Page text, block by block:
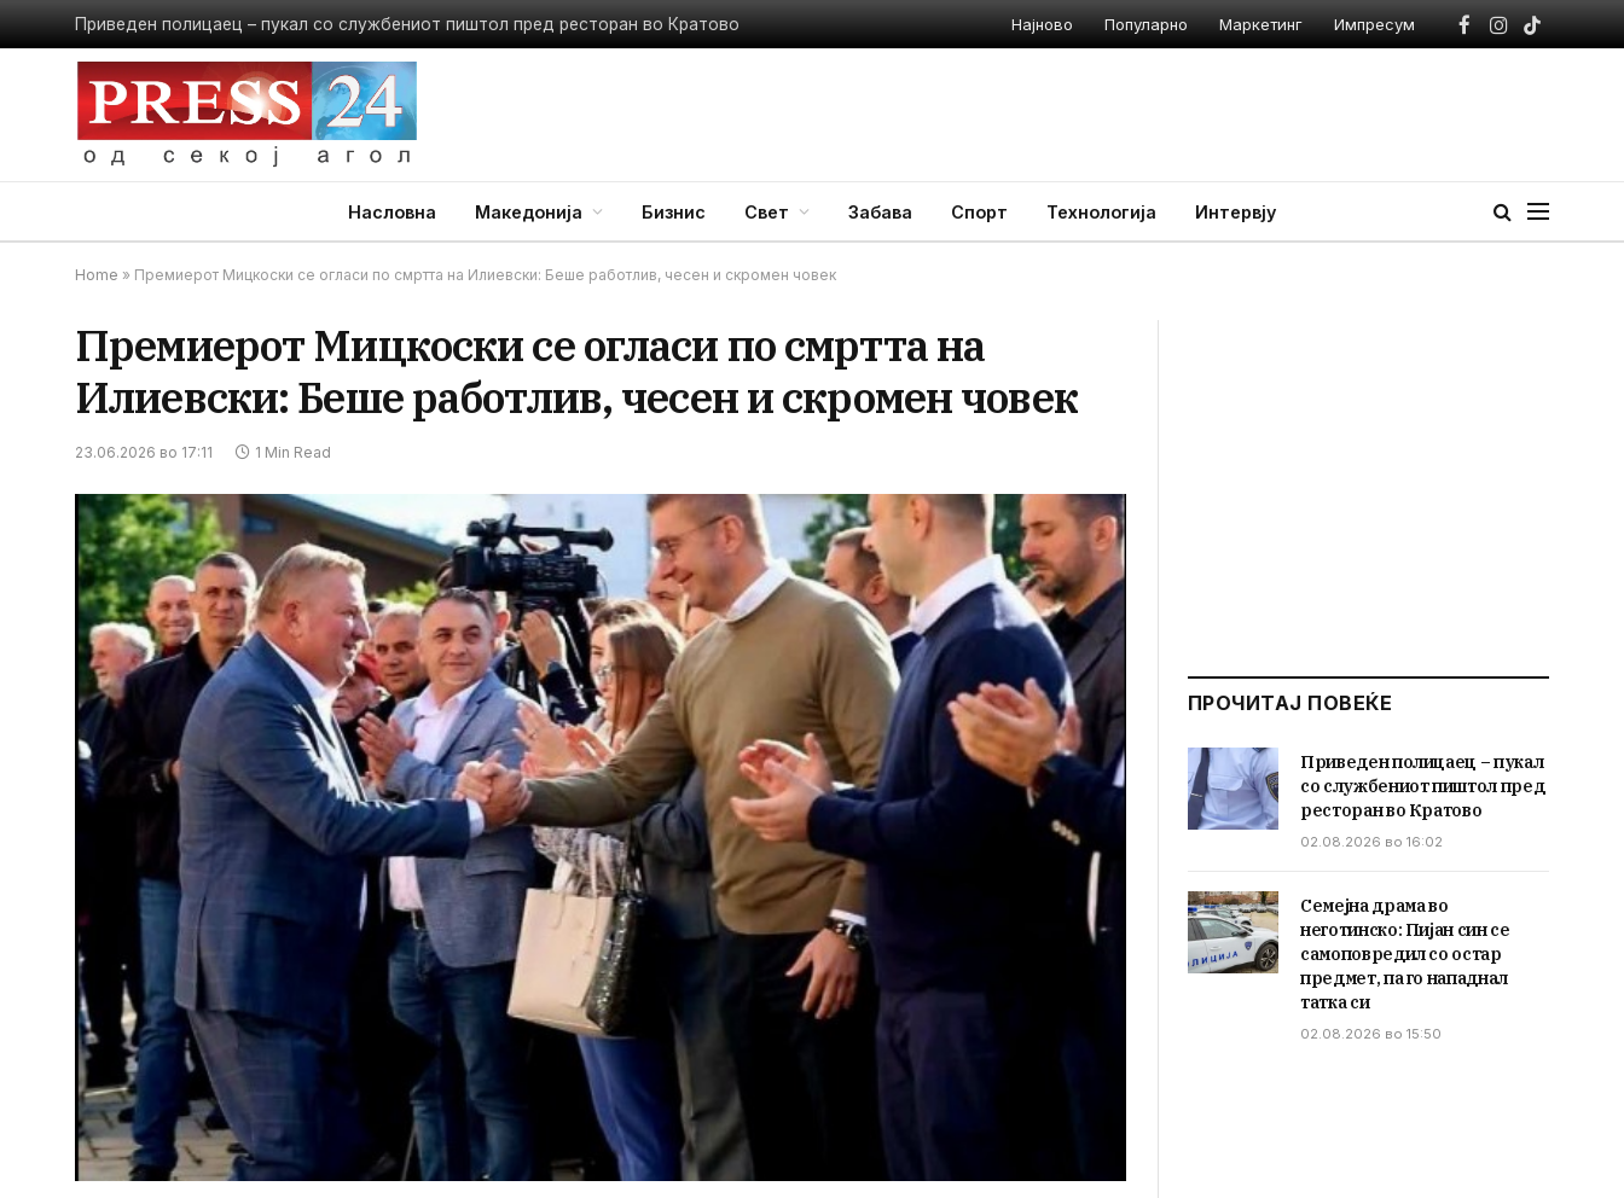
Приведен полицаец – пукал со службениот пиштол пред ресторан во Кратово Најново Популарно Маркетинг Импресум
Facebook
Instagram
TikTok
Насловна Македонија Бизнис Свет Забава Спорт Технологија Интервју
Home » Премиерот Мицкоски се огласи по смртта на Илиевски: Беше работлив, чесен и скромен човек
Премиерот Мицкоски се огласи по смртта на
Илиевски: Беше работлив, чесен и скромен човек
23.06.2026 во 17:11 1 Min Read
ПРОЧИТАЈ ПОВЕЌЕ
Приведен полицаец – пукал
со службениот пиштол пред
ресторан во Кратово
02.08.2026 во 16:02
Семејна драма во
неготинско: Пијан син се
самоповредил со остар
предмет, па го нападнал
татка си
02.08.2026 во 15:50